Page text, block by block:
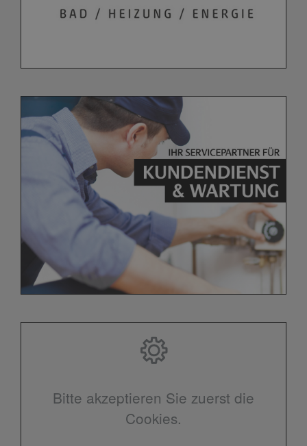
Bitte akzeptieren Sie zuerst die
Cookies.